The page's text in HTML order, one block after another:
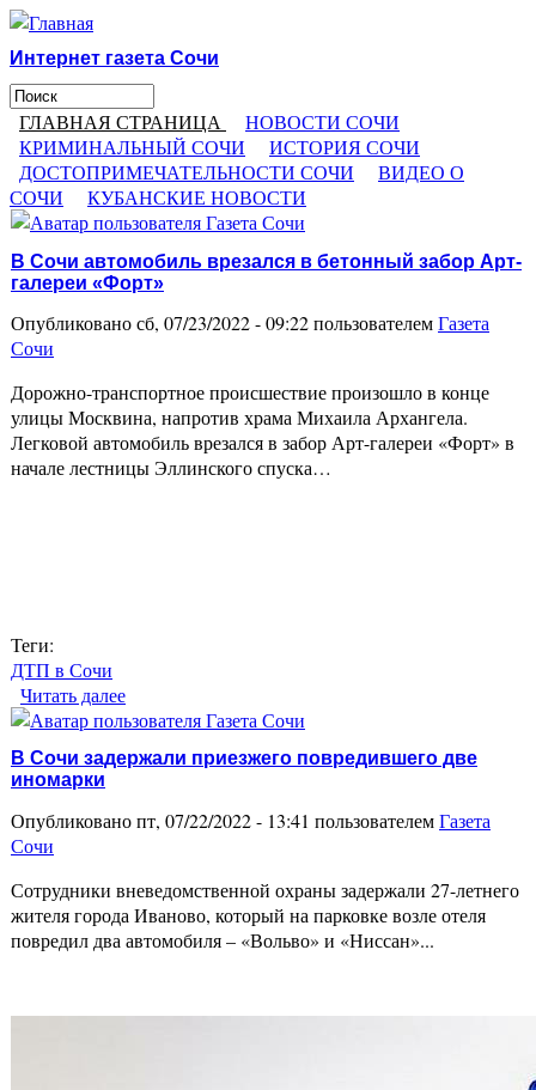
Перейти к основному содержанию
Интернет газета Сочи
Форма поиска
Поиск
ГЛАВНАЯ СТРАНИЦА
НОВОСТИ СОЧИ
КРИМИНАЛЬНЫЙ СОЧИ
ИСТОРИЯ СОЧИ
ДОСТОПРИМЕЧАТЕЛЬНОСТИ СОЧИ
ВИДЕО О
СОЧИ
КУБАНСКИЕ НОВОСТИ
В Сочи автомобиль врезался в бетонный забор Арт-
галереи «Форт»
Опубликовано сб, 07/23/2022 - 09:22 пользователемГазета
Сочи
Дорожно-транспортное происшествие произошло в конце
улицы Москвина, напротив храма Михаила Архангела.
Легковой автомобиль врезался в забор Арт-галереи «Форт» в
начале лестницы Эллинского спуска…
Теги:
ДТП в Сочи
Читать далее
Арт-галереи «Форт»
В Сочи задержали приезжего повредившего две
иномарки
Опубликовано пт, 07/22/2022 - 13:41 пользователемГазета
Сочи
Сотрудники вневедомственной охраны задержали 27-летнего
жителя города Иваново, который на парковке возле отеля
повредил два автомобиля – «Вольво» и «Ниссан»...